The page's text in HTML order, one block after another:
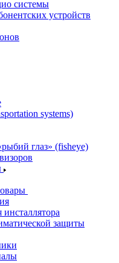
системы
устройств
systems)
глаз» (fisheye)
защиты